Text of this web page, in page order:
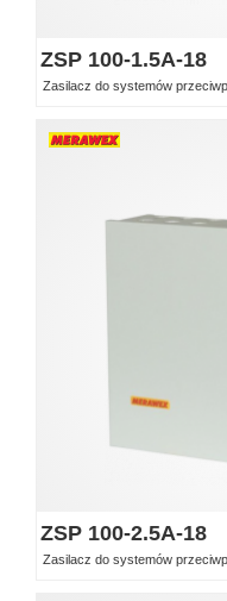
ZSP 100-1.5A-18
Zasilacz do systemów
ZSP 100-2.5A-18
Zasilacz do systemów